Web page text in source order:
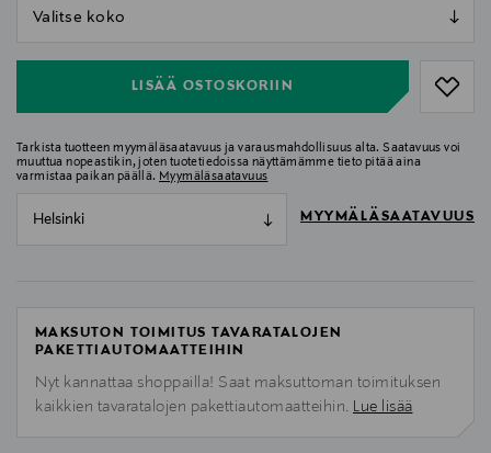
LISÄÄ OSTOSKORIIN
Tarkista tuotteen myymäläsaatavuus ja varausmahdollisuus alta. Saatavuus voi
muuttua nopeastikin, joten tuotetiedoissa näyttämämme tieto pitää aina
varmistaa paikan päällä. Myymäläsaatavuus
Helsinki MYYMÄLÄSAATAVUUS
MAKSUTON TOIMITUS TAVARATALOJEN
PAKETTIAUTOMAATTEIHIN
Nyt kannattaa shoppailla! Saat maksuttoman toimituksen
kaikkien tavaratalojen pakettiautomaatteihin. Lue lisää